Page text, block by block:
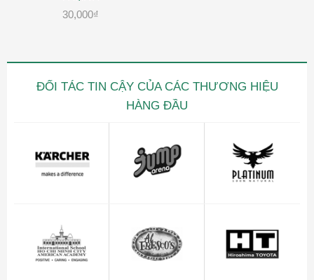
30,000₫
ĐỐI TÁC TIN CẬY CỦA CÁC THƯƠNG HIỆU
HÀNG ĐẦU